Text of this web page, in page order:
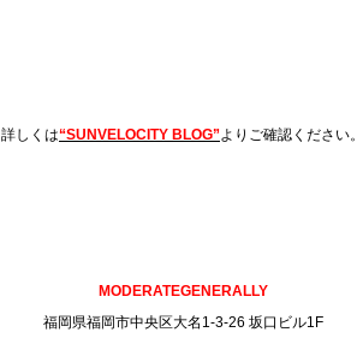
詳しくは“SUNVELOCITY BLOG”よりご確認ください。
MODERATEGENERALLY
福岡県福岡市中央区大名1-3-26 坂口ビル1F